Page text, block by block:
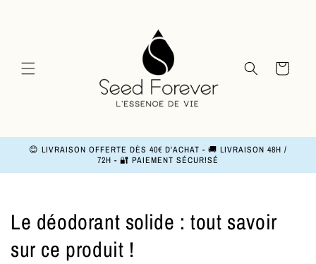
Panier
😊 LIVRAISON OFFERTE DÈS 40€ D'ACHAT - 🚚 LIVRAISON 48H /
72H - 🔐 PAIEMENT SÉCUR!SÉ
Le déodorant solide : tout savoir
sur ce produit !